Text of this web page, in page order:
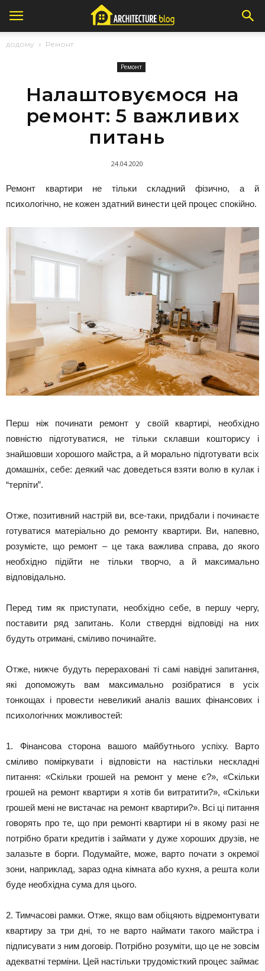
додому Ремонт
Ремонт
Налаштовуємося на
ремонт: 5 важливих
питань
24.04.2020
Ремонт квартири не тільки складний фізично, а й
психологічно, не кожен здатний винести цей процес спокійно.
Перш ніж починати ремонт у своїй квартирі, необхідно
повністю підготуватися, не тільки склавши кошторису і
знайшовши хорошого майстра, а й морально підготувати всіх
домашніх, себе: деякий час доведеться взяти волю в кулак і
“терпіти”.
Отже, позитивний настрій ви, все-таки, придбали і починаєте
готуватися матеріально до ремонту квартири. Ви, напевно,
розумієте, що ремонт – це така важлива справа, до якого
необхідно підійти не тільки творчо, а й максимально
відповідально.
Перед тим як приступати, необхідно себе, в першу чергу,
поставити ряд запитань. Коли ствердні відповіді на них
будуть отримані, сміливо починайте.
Отже, нижче будуть перераховані ті самі навідні запитання,
які допоможуть вам максимально розібратися в усіх
тонкощах і провести невеликий аналіз ваших фінансових і
психологічних можливостей:
1. Фінансова сторона вашого майбутнього успіху. Варто
сміливо поміркувати і відповісти на настільки нескладні
питання: «Скільки грошей на ремонт у мене є?», «Скільки
грошей на ремонт квартири я хотів би витратити?», «Скільки
грошей мені не вистачає на ремонт квартири?». Всі ці питання
говорять про те, що при ремонті квартири ні в якому разі не
потрібно брати кредитів і займати у дуже хороших друзів, не
залазьте в борги. Подумайте, може, варто почати з окремої
зони, наприклад, зараз одна кімната або кухня, а решта коли
буде необхідна сума для цього.
2. Тимчасові рамки. Отже, якщо вам обіцяють відремонтувати
квартиру за три дні, то не варто наймати такого майстра і
підписувати з ним договір. Потрібно розуміти, що це не зовсім
адекватні терміни. Цей настільки трудомісткий процес займає